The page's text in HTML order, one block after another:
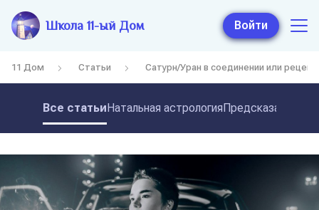
Школа 11-ый Дом Войти
11 Дом Статьи Сатурн/Уран в соединении или
Все статьиНатальная астрология